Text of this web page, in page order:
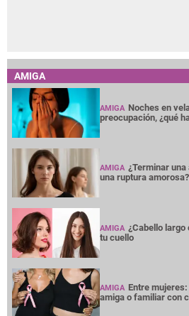
AMIGA
AMIGA Noches en
preocupación, ¿qué
AMIGA ¿Terminar
una ruptura amorosa?
AMIGA ¿Cabello largo
tu cuello
AMIGA Entre
amiga o familiar con